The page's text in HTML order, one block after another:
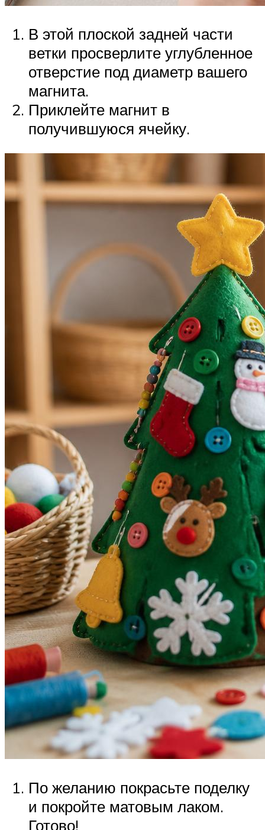
В этой плоской задней части
ветки просверлите углубленное
отверстие под диаметр вашего
магнита.
Приклейте магнит в
получившуюся ячейку.
По желанию покрасьте поделку
и покройте матовым лаком.
Готово!